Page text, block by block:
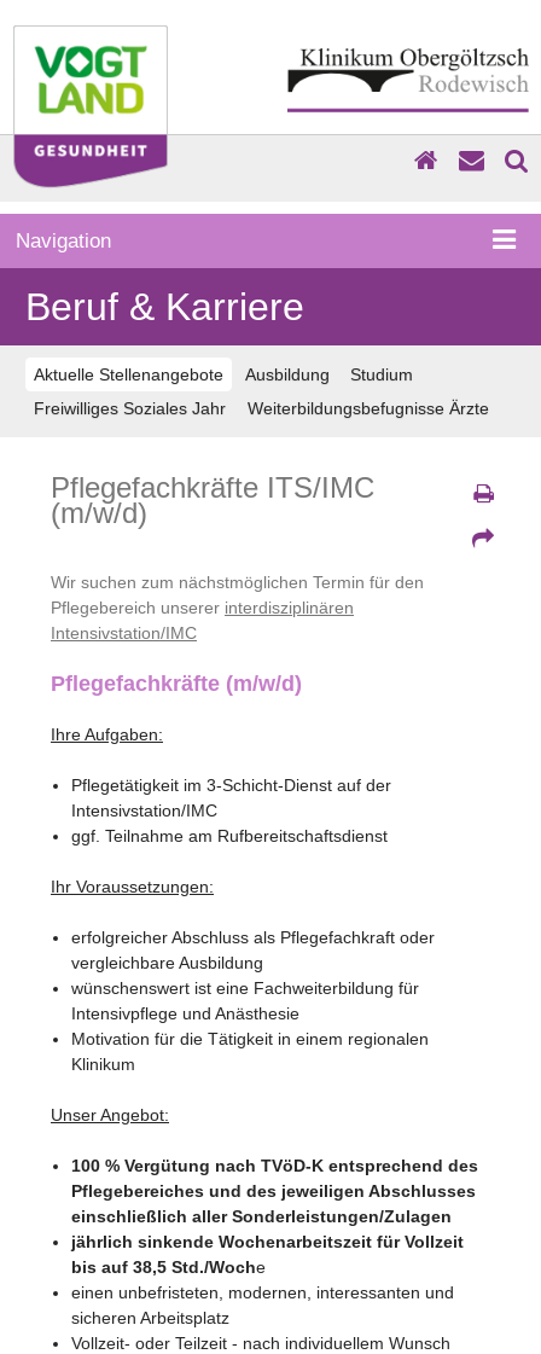
Navigation
Beruf & Karriere
Aktuelle Stellenangebote Ausbildung
Studium
Freiwilliges Soziales Jahr
Weiterbildungsbefugnisse Ärzte
Pflegefachkräfte ITS/IMC
(m/w/d)
Wir suchen zum nächstmöglichen Termin für den
Pflegebereich unserer interdisziplinären
Intensivstation/IMC
Pflegefachkräfte (m/w/d)
Ihre Aufgaben:
Pflegetätigkeit im 3-Schicht-Dienst auf der
Intensivstation/IMC
ggf. Teilnahme am Rufbereitschaftsdienst
Ihr Voraussetzungen:
erfolgreicher Abschluss als Pflegefachkraft oder
vergleichbare Ausbildung
wünschenswert ist eine Fachweiterbildung für
Intensivpflege und Anästhesie
Motivation für die Tätigkeit in einem regionalen
Klinikum
Unser Angebot:
100 % Vergütung nach TVöD-K entsprechend des
Pflegebereiches und des jeweiligen Abschlusses
einschließlich aller Sonderleistungen/Zulagen
jährlich sinkende Wochenarbeitszeit für Vollzeit
bis auf 38,5 Std./Woche
einen unbefristeten, modernen, interessanten und
sicheren Arbeitsplatz
Vollzeit- oder Teilzeit - nach individuellem Wunsch